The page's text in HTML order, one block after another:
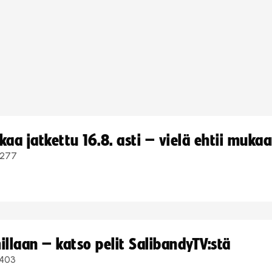
jatkettu 16.8. asti – vielä ehtii
277
– katso pelit SalibandyTV:stä